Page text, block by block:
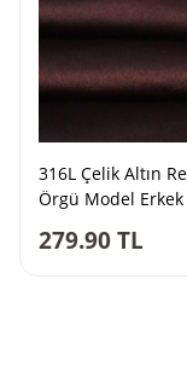
316L Çelik Altın
Örgü Model
279.90TL